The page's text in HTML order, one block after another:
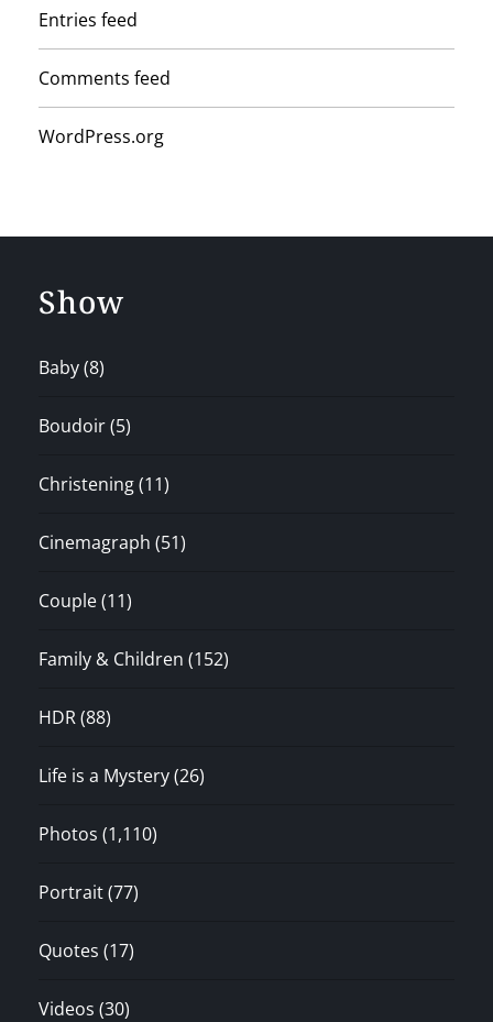
Entries feed
Comments feed
WordPress.org
Show
Baby(8)
Boudoir(5)
Christening(11)
Cinemagraph (51)
Couple(11)
Family & Children (152)
HDR(88)
Life is a Mystery(26)
Photos (1,110)
Portrait(77)
Quotes (17)
Videos (30)